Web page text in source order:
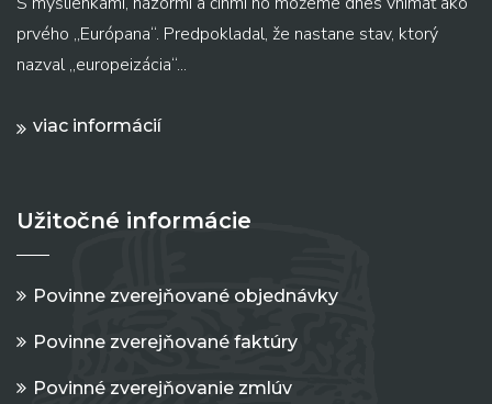
prvého „Európana“. Predpokladal, že nastane stav, ktorý
nazval „europeizácia“...
viac informácií
Užitočné informácie
Povinne zverejňované objednávky
Povinne zverejňované faktúry
Povinné zverejňovanie zmlúv